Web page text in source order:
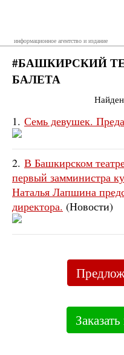
информационное агентство и издание
#БАШКИРСКИЙ
БАЛЕТА
1. Семь девушек.
2. В Башкирском
первый замминистра
Наталья Лапшина
директора. (Новости)